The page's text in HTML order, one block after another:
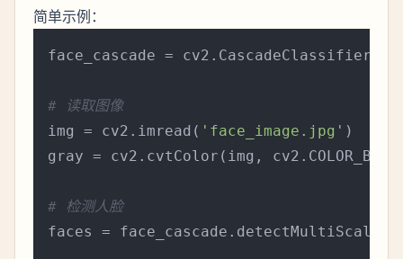
简单示例：
face_cascade =
# 读取图像
img = cv2.imread( 'face_image.jpg' )
gray = cv2.cvtColor(img,
# 检测人脸
faces =